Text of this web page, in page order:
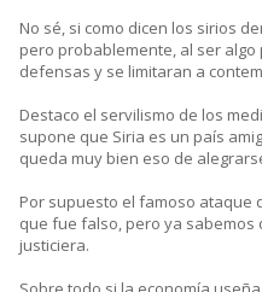
No sé, si como dicen los sirios
pero probablemente, al ser
defensas y se limitaran a
Destaco el servilismo de los
supone que Siria es un país
queda muy bien eso de
Por supuesto el famoso ataque
que fue falso, pero ya sabemos
justiciera.